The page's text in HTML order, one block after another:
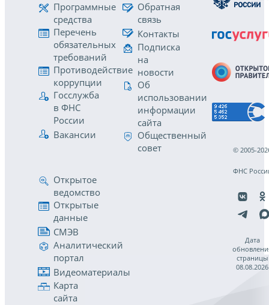
Программные
средства
Перечень
обязательных
требований
Противодействие
коррупции
Госслужба
в ФНС
России
Вакансии
Обратная
связь
Контакты
Подписка
на
новости
Об
использовании
информации
сайта
Общественный
совет
Открытое
ведомство
Открытые
данные
СМЭВ
Аналитический
портал
Видеоматериалы
Карта
сайта
© 2005-
ФНС
Дата
страницы
08.08.2026